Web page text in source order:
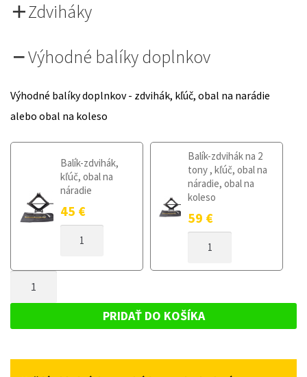
Zdviháky
Výhodné balíky doplnkov
Výhodné balíky doplnkov - zdvihák, kľúč, obal na narádie
alebo obal na koleso
Balík-zdvihák,
kľúč, obal na
náradie
45 €
DOJAZDOVÉ
AUDI
B9
2018
Balík-zdvihák na 2
tony , kľúč, obal na
náradie, obal na
koleso
59 €
DOJAZDOVÉ
B9
OD
5X112
AUDI
PRIDAŤ DO KOŠÍKA